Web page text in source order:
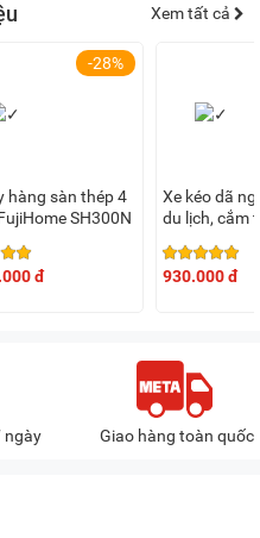
Xem tất cả
-28%
hàng sàn thép 4
SH300N
đ
Xe kéo dã
du lịch, cắm
930.000 đ
ngày Giao hàng toàn quốc